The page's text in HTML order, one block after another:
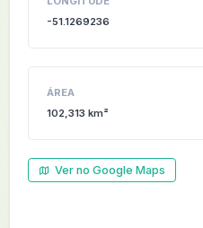
-51.1269236
ÁREA
102,313 km²
Ver no Google Maps